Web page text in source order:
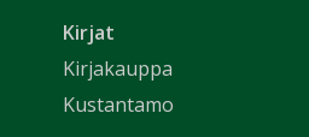
Kirjat
Kirjakauppa
Kustantamo